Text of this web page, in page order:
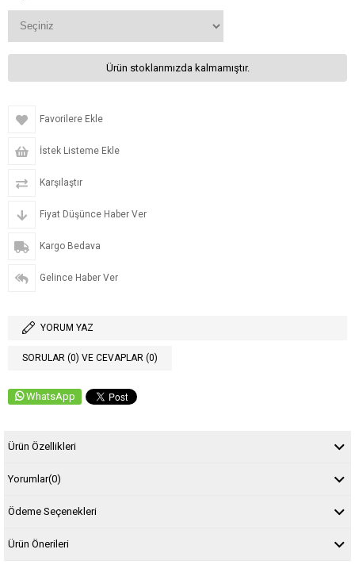
Ürün stoklarımızda kalmamıştır.
Favorilere Ekle
İstek Listeme Ekle
Karşılaştır
Fiyat Düşünce Haber Ver
Kargo Bedava
Gelince Haber Ver
YORUM YAZ
SORULAR (0) VE CEVAPLAR (0)
WhatsApp
Ürün Özellikleri
Yorumlar(0)
Ödeme Seçenekleri
Ürün Önerileri